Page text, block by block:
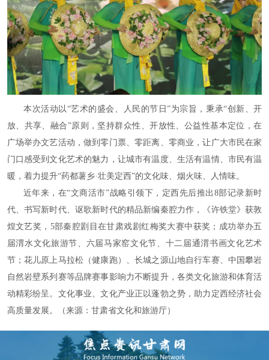
本次活动以“艺术的盛会、人民的节日”为宗旨，秉承“创新、开
放、共享、融合”原则，坚持群众性、开放性、公益性基本定位，在
广场举办文艺活动，做到零门票、零距离、零商业，让广大市民在家
门口感受到文化艺术的魅力，让城市有温度、生活有温情、市民有温
暖，着力提升“药都薯乡·壮美定西”的文化味、烟火味、人情味。
近年来，在“文商活市”战略引领下，定西先后推出8部记录新时
代、书写新时代、讴歌新时代的精品新编秦腔力作，《许铁堂》获敦
煌文艺奖，5部秦腔剧目在甘肃戏剧红梅奖大赛中获奖；成功举办五
届渭水文化旅游节、六届马家窑文化节、十二届通渭书画文化艺术
节；花儿原上马拉松（健康跑）、长城之源山地自行车赛、中国攀岩
自然岩壁系列赛等品牌赛事影响力不断提升，各类文化旅游和体育活
动精彩纷呈。文化事业、文化产业正以蓬勃之势，助力定西经济社会
高质量发展。（来源：甘肃省文化和旅游厅）